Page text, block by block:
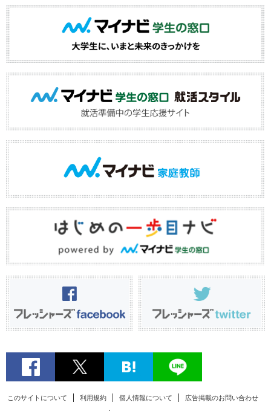
このサイトについて 利用規約 個人情報について 広告掲載のお問い合わせ